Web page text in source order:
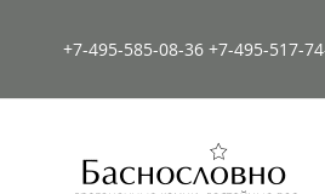
содержимому
+7-495-585-08-36 +7-495-517-